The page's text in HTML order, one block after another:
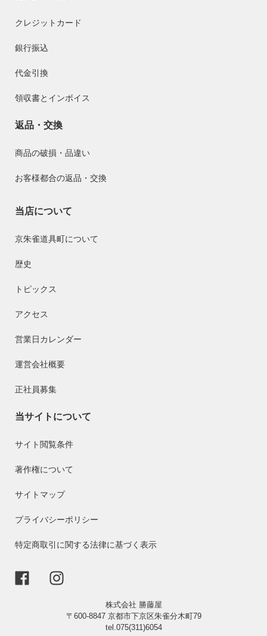
クレジットカード
銀行振込
代金引換
領収書とインボイス
返品・交換
商品の破損・品違い
お客様都合の返品・交換
当店について
京朱雀道具町について
歴史
トピックス
アクセス
営業日カレンダー
運営会社概要
正社員募集
当サイトについて
サイト閲覧条件
著作権について
サイトマップ
プライバシーポリシー
特定商取引に関する法律に基づく表示
株式会社 勝藤屋
〒600-8847 京都市下京区朱雀分木町79
tel.075(311)6054